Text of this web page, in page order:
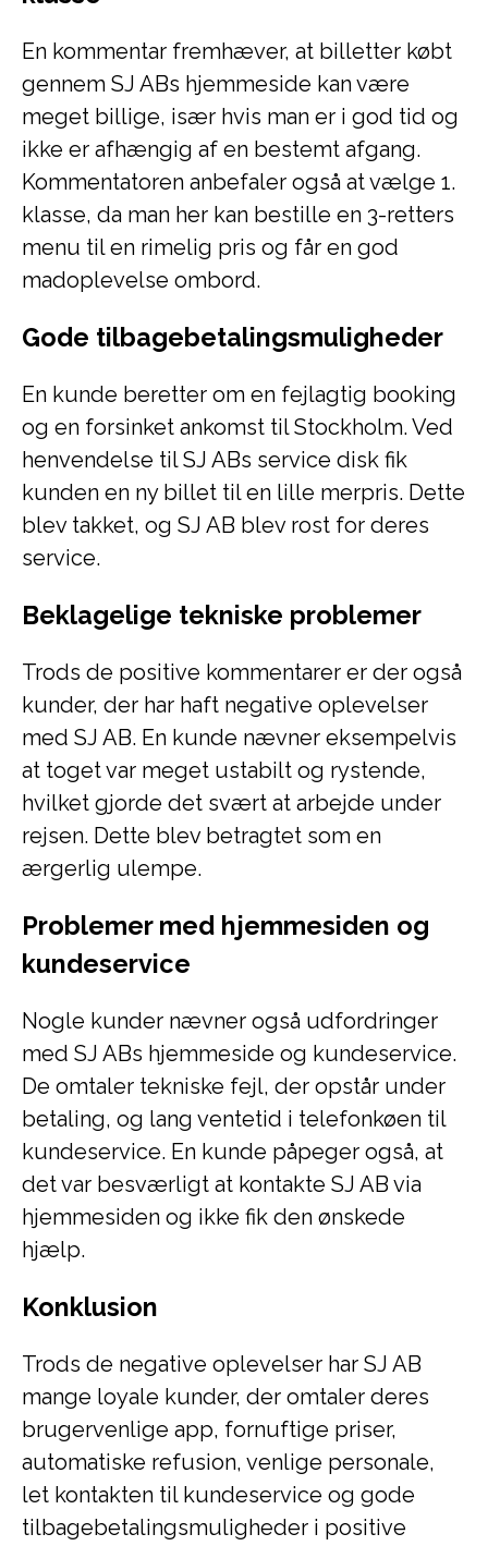
En kommentar fremhæver, at billetter købt
gennem SJ ABs hjemmeside kan være
meget billige, især hvis man er i god tid og
ikke er afhængig af en bestemt afgang.
Kommentatoren anbefaler også at vælge 1.
klasse, da man her kan bestille en 3-retters
menu til en rimelig pris og får en god
madoplevelse ombord.
Gode tilbagebetalingsmuligheder
En kunde beretter om en fejlagtig booking
og en forsinket ankomst til Stockholm. Ved
henvendelse til SJ ABs service disk fik
kunden en ny billet til en lille merpris. Dette
blev takket, og SJ AB blev rost for deres
service.
Beklagelige tekniske problemer
Trods de positive kommentarer er der også
kunder, der har haft negative oplevelser
med SJ AB. En kunde nævner eksempelvis
at toget var meget ustabilt og rystende,
hvilket gjorde det svært at arbejde under
rejsen. Dette blev betragtet som en
ærgerlig ulempe.
Problemer med hjemmesiden og
kundeservice
Nogle kunder nævner også udfordringer
med SJ ABs hjemmeside og kundeservice.
De omtaler tekniske fejl, der opstår under
betaling, og lang ventetid i telefonkøen til
kundeservice. En kunde påpeger også, at
det var besværligt at kontakte SJ AB via
hjemmesiden og ikke fik den ønskede
hjælp.
Konklusion
Trods de negative oplevelser har SJ AB
mange loyale kunder, der omtaler deres
brugervenlige app, fornuftige priser,
automatiske refusion, venlige personale,
let kontakten til kundeservice og gode
tilbagebetalingsmuligheder i positive